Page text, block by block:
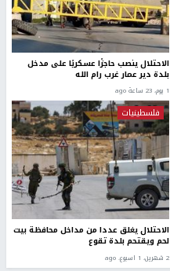
الاحتلال ينصب حاجزًا عسكريًا على مدخل
بلدة دير عمار غرب رام الله
1 يوم، 23 ساعة ago
فلسطينيات
الاحتلال يغلق عددا من مداخل محافظة بيت
لحم ويقتحم بلدة تقوع
2 شهرين، 1 اسبوع. ago